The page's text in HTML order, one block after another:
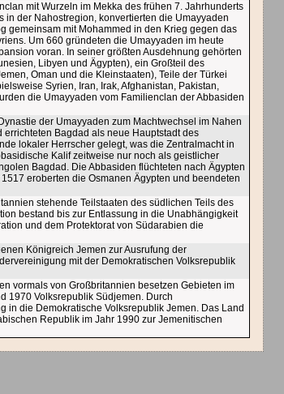
mit Wurzeln im Mekka des frühen 7. Jahrhunderts
in der Nahostregion, konvertierten die Umayyaden
gemeinsam mit Mohammed in den Krieg gegen das
Um 660 gründeten die Umayyaden im heute
voran. In seiner größten Ausdehnung gehörten
Libyen und Ägypten), ein Großteil des
Oman und die Kleinstaaten), Teile der Türkei
Syrien, Iran, Irak, Afghanistan, Pakistan,
die Umayyaden vom Familienclan der Abbasiden
der Umayyaden zum Machtwechsel im Nahen
Bagdad als neue Hauptstadt des
lokaler Herrscher gelegt, was die Zentralmacht in
Kalif zeitweise nur noch als geistlicher
Bagdad. Die Abbasiden flüchteten nach Ägypten
eroberten die Osmanen Ägypten und beendeten
stehende Teilstaaten des südlichen Teils des
bestand bis zur Entlassung in die Unabhängigkeit
und dem Protektorat von Südarabien die
Königreich Jemen zur Ausrufung der
mit der Demokratischen Volksrepublik
vormals von Großbritannien besetzen Gebieten im
1970 Volksrepublik Südjemen. Durch
in die Demokratische Volksrepublik Jemen. Das Land
Republik im Jahr 1990 zur Jemenitischen